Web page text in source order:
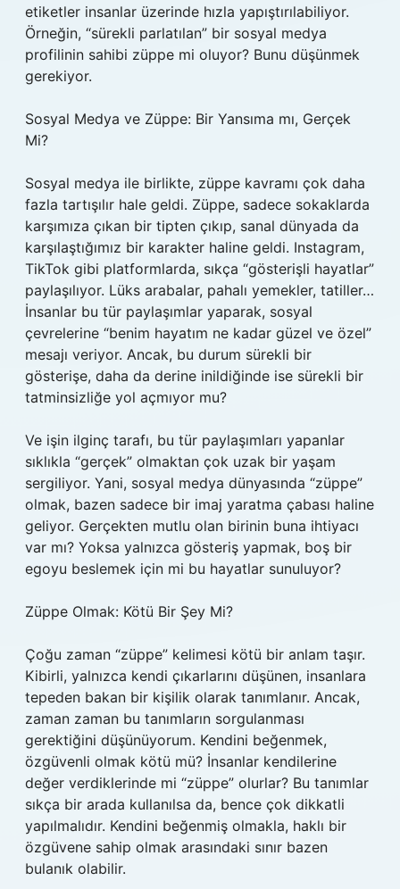
etiketler insanlar üzerinde hızla yapıştırılabiliyor.
Örneğin, “sürekli parlatılan” bir sosyal medya
profilinin sahibi züppe mi oluyor? Bunu düşünmek
gerekiyor.
Sosyal Medya ve Züppe: Bir Yansıma mı, Gerçek
Mi?
Sosyal medya ile birlikte, züppe kavramı çok daha
fazla tartışılır hale geldi. Züppe, sadece sokaklarda
karşımıza çıkan bir tipten çıkıp, sanal dünyada da
karşılaştığımız bir karakter haline geldi. Instagram,
TikTok gibi platformlarda, sıkça “gösterişli hayatlar”
paylaşılıyor. Lüks arabalar, pahalı yemekler, tatiller…
İnsanlar bu tür paylaşımlar yaparak, sosyal
çevrelerine “benim hayatım ne kadar güzel ve özel”
mesajı veriyor. Ancak, bu durum sürekli bir
gösterişe, daha da derine inildiğinde ise sürekli bir
tatminsizliğe yol açmıyor mu?
Ve işin ilginç tarafı, bu tür paylaşımları yapanlar
sıklıkla “gerçek” olmaktan çok uzak bir yaşam
sergiliyor. Yani, sosyal medya dünyasında “züppe”
olmak, bazen sadece bir imaj yaratma çabası haline
geliyor. Gerçekten mutlu olan birinin buna ihtiyacı
var mı? Yoksa yalnızca gösteriş yapmak, boş bir
egoyu beslemek için mi bu hayatlar sunuluyor?
Züppe Olmak: Kötü Bir Şey Mi?
Çoğu zaman “züppe” kelimesi kötü bir anlam taşır.
Kibirli, yalnızca kendi çıkarlarını düşünen, insanlara
tepeden bakan bir kişilik olarak tanımlanır. Ancak,
zaman zaman bu tanımların sorgulanması
gerektiğini düşünüyorum. Kendini beğenmek,
özgüvenli olmak kötü mü? İnsanlar kendilerine
değer verdiklerinde mi “züppe” olurlar? Bu tanımlar
sıkça bir arada kullanılsa da, bence çok dikkatli
yapılmalıdır. Kendini beğenmiş olmakla, haklı bir
özgüvene sahip olmak arasındaki sınır bazen
bulanık olabilir.